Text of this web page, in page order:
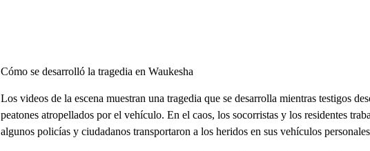
Cómo se desarrolló la tragedia en Waukesha
Los videos de la escena muestran una tragedia que se desarrolla mientras testigos
peatones atropellados por el vehículo. En el caos, los socorristas y los residentes
algunos policías y ciudadanos transportaron a los heridos en sus vehículos